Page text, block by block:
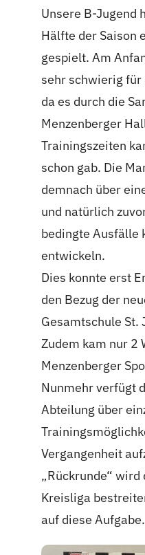
Unsere B-Jugend
Hälfte der Saison
gespielt. Am
sehr schwierig für
da es durch die
Menzenberger
Trainingszeiten
schon gab. Die
demnach über
und natürlich
bedingte Ausfälle
entwickeln.
Dies konnte erst
den Bezug der
Gesamtschule St.
Zudem kam nur 2
Menzenberger
Nunmehr verfügt
Abteilung über
Vergangenheit
„Rückrunde“
Kreisliga
auf diese Aufgabe.